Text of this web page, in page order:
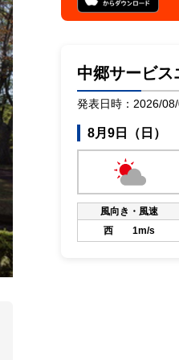
中郷サービス
発表日時：2026/
8月9日（日）
風向き・風速
西 1m/s